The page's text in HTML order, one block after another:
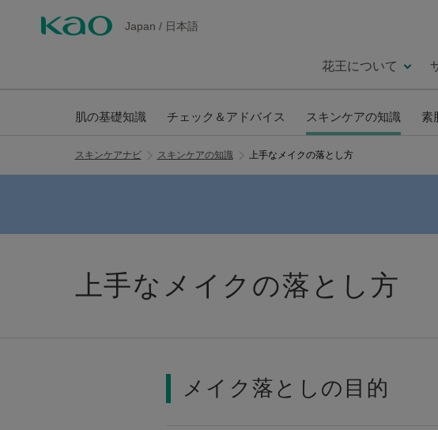
Japan / 日本語
花王について
肌の基礎知識 チェック＆アドバイス スキンケアの知識 素
スキンケアナビ スキンケアの知識 上手なメイクの落とし方
上手なメイクの落とし方
メイク落としの目的